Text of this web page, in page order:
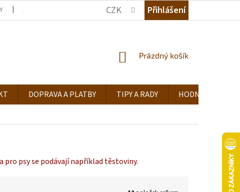
JAK NAKUPOVAT KDE NÁS NAJDETE TIPY A RADY
CZK Přihlášení
NÁKUPNÍ
Prázdný košík
DOPRAVA A PLATBY TIPY A RADY HODNOCENÍ
psy se podávají například těstoviny.